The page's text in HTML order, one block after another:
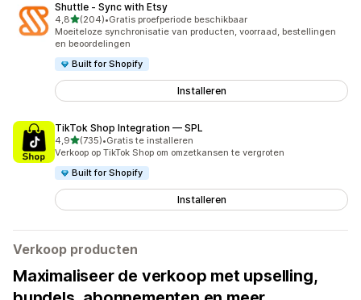
Shuttle ‑ Sync with Etsy
4,8van 5 sterren
(204)
204 recensies in totaal
•Gratis proefperiode beschikbaar
Moeiteloze synchronisatie van producten, voorraad, bestellingen
en beoordelingen
Built for Shopify
Installeren
TikTok Shop Integration — SPL
4,9van 5 sterren
(735)
735 recensies in totaal
•Gratis te installeren
Verkoop op TikTok Shop om omzetkansen te vergroten
Built for Shopify
Installeren
Verkoop producten
Maximaliseer de verkoop met upselling,